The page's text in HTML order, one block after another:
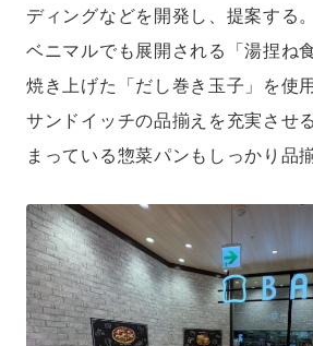
ディングなどを開発し、提案する
ベニマルでも展開される「湯捏ね
焼き上げた「だし巻き玉子」を使
サンドイッチの品揃えを充実させ
まっている惣菜パンもしっかり品